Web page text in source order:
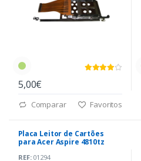
5,00€
Comparar Favoritos
Placa Leitor de Cartões
para Acer Aspire 4810tz
REF:01294